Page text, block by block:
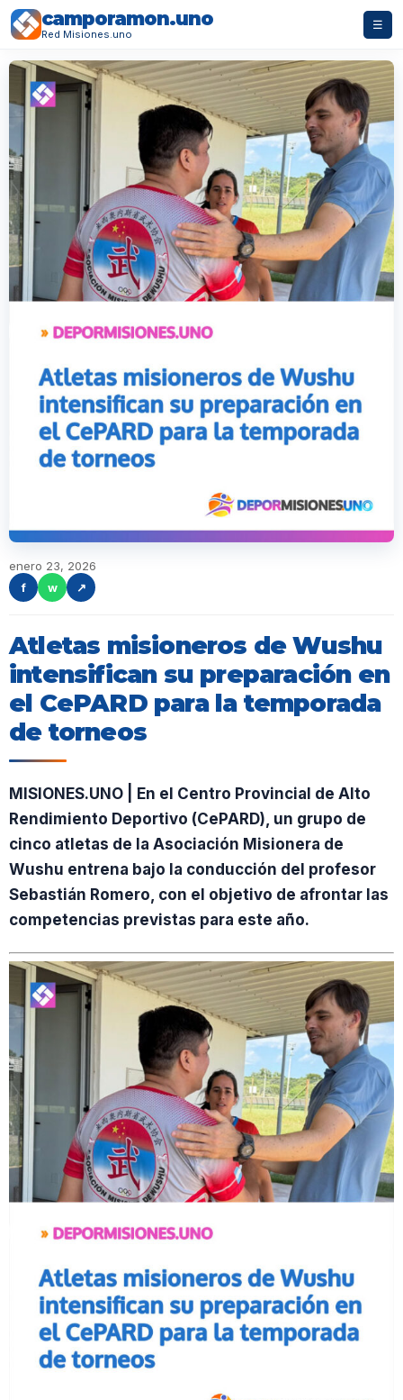
camporamon.uno
Red Misiones.uno
☰
enero 23, 2026
f
w ↗
Atletas misioneros de Wushu
intensifican su preparación en
el CePARD para la temporada
de torneos
MISIONES.UNO | En el Centro Provincial de Alto
Rendimiento Deportivo (CePARD), un grupo de
cinco atletas de la Asociación Misionera de
Wushu entrena bajo la conducción del profesor
Sebastián Romero, con el objetivo de afrontar las
competencias previstas para este año.